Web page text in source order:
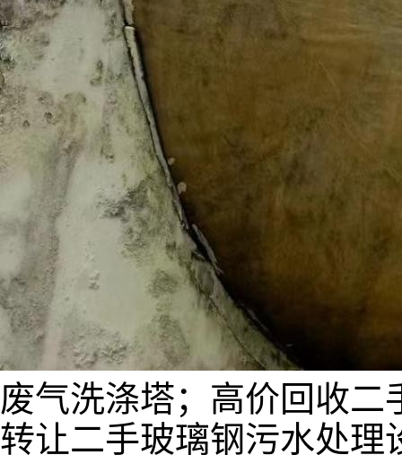
废气洗涤塔；高价回收
转让二手玻璃钢污水处理